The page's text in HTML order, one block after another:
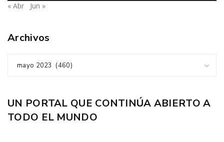
« Abr Jun »
Archivos
mayo 2023 (460)
UN PORTAL QUE CONTINÚA ABIERTO A
TODO EL MUNDO